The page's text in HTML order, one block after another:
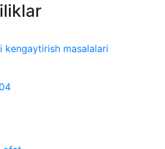
kengaytirish masalalari